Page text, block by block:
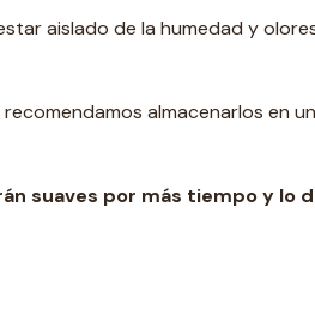
aislado de la humedad y
almacenarlos en
suaves por más tiempo y lo